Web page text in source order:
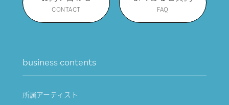
CONTACT FAQ
business contents
所属アーティスト